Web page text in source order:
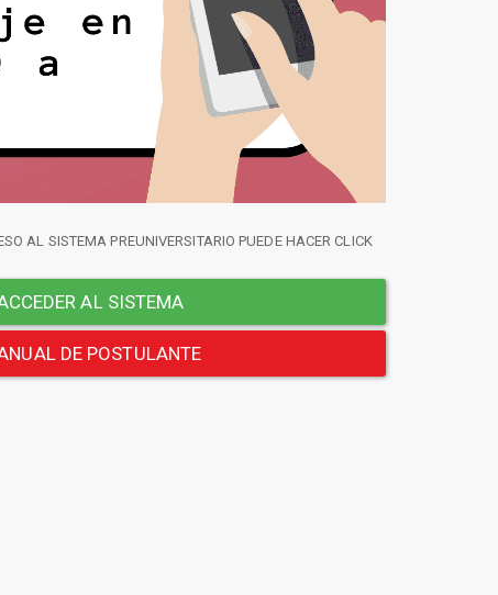
AL SISTEMA PREUNIVERSITARIO PUEDE HACER CLICK
AL SISTEMA
DE POSTULANTE